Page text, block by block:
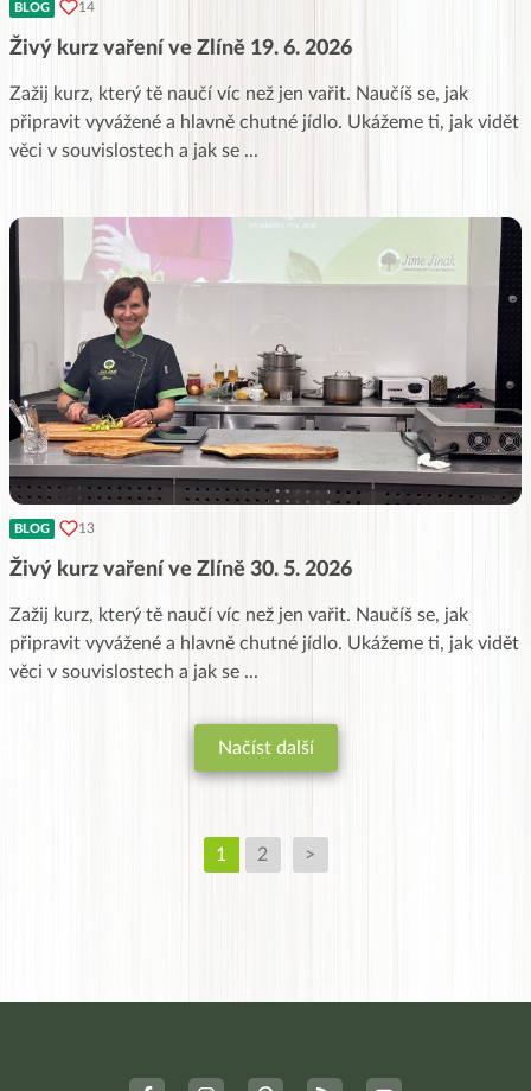
BLOG 14
Živý kurz vaření ve Zlíně 19. 6. 2026
Zažij kurz, který tě naučí víc než jen vařit. Naučíš se, jak
připravit vyvážené a hlavně chutné jídlo. Ukážeme ti, jak vidět
věci v souvislostech a jak se ...
BLOG 13
Živý kurz vaření ve Zlíně 30. 5. 2026
Zažij kurz, který tě naučí víc než jen vařit. Naučíš se, jak
připravit vyvážené a hlavně chutné jídlo. Ukážeme ti, jak vidět
věci v souvislostech a jak se ...
Načíst další
1 2 >